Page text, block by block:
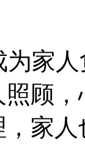
人
顾
家